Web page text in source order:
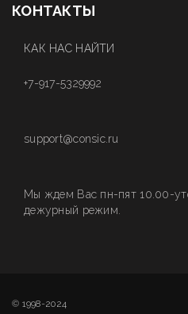
КОНТАКТЫ
КАК НАС НАЙТИ
+7-917-5329992
support@consic.ru
Мы ждем Вас пн-пят 10.00-
дежурный режим.
© 1998-2024